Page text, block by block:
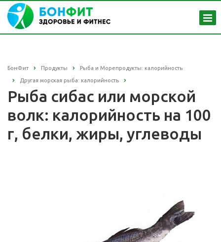
БонФит Продукты Рыба и Морепродукты: калорийность
Другая морская рыба: калорийность
Рыба сибас или морской
волк: калорийность на 100
г, белки, жиры, углеводы